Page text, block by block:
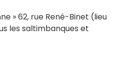
» 62, rue René-Binet (lieu
les saltimbanques et